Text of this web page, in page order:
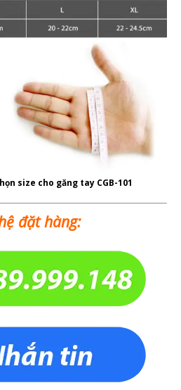
size cho găng tay CGB-101
đặt hàng: